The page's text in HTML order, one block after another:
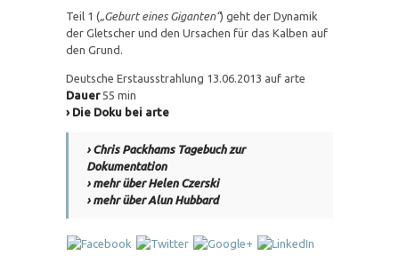
Teil 1 („Geburt eines Giganten“) geht der Dynamik
der Gletscher und den Ursachen für das Kalben auf
den Grund.
Deutsche Erstausstrahlung 13.06.2013 auf arte
Dauer55 min
› Die Doku bei arte
› Chris Packhams Tagebuch zur
Dokumentation
› mehr über Helen Czerski
› mehr über Alun Hubbard